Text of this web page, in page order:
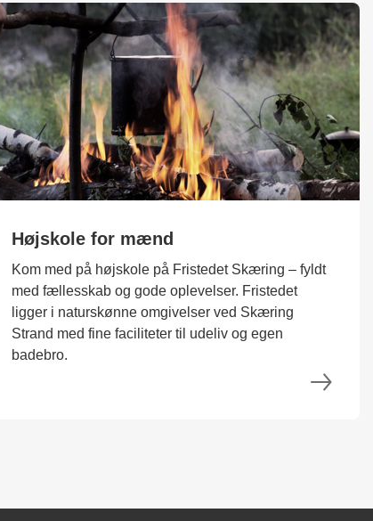
Højskole for mænd
Kom med på højskole på Fristedet Skæring – fyldt
med fællesskab og gode oplevelser. Fristedet
ligger i naturskønne omgivelser ved Skæring
Strand med fine faciliteter til udeliv og egen
badebro.